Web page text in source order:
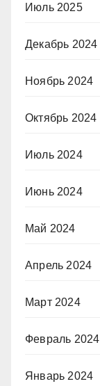
Июль 2025
Декабрь 2024
Ноябрь 2024
Октябрь 2024
Июль 2024
Июнь 2024
Май 2024
Апрель 2024
Март 2024
Февраль 2024
Январь 2024